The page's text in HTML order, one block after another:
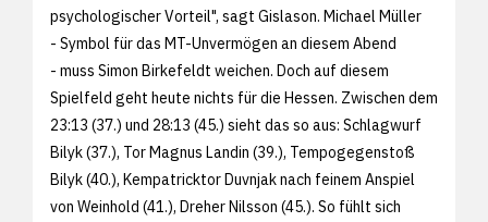
psychologischer Vorteil", sagt Gislason. Michael Müller
- Symbol für das MT-Unvermögen an diesem Abend
- muss Simon Birkefeldt weichen. Doch auf diesem
Spielfeld geht heute nichts für die Hessen. Zwischen dem
23:13 (37.) und 28:13 (45.) sieht das so aus: Schlagwurf
Bilyk (37.), Tor Magnus Landin (39.), Tempogegenstoß
Bilyk (40.), Kempatricktor Duvnjak nach feinem Anspiel
von Weinhold (41.), Dreher Nilsson (45.). So fühlt sich